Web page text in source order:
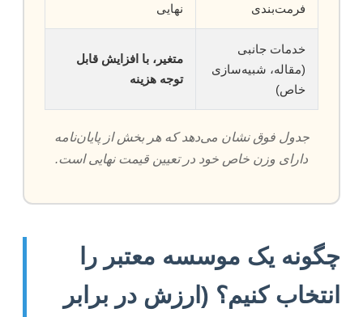
فرمت‌بندی
نهایی
خدمات جانبی
(مقاله، شبیه‌سازی
خاص)
متغیر، با افزایش قابل
توجه هزینه
جدول فوق نشان می‌دهد که هر بخش از پایان‌نامه
دارای وزن خاص خود در تعیین قیمت نهایی است.
چگونه یک موسسه معتبر را
انتخاب کنیم؟ (ارزش در برابر